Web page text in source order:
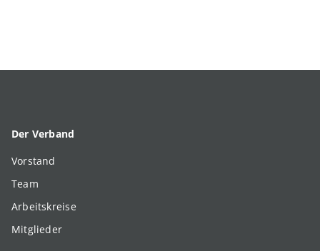
Der Verband
Vorstand
Team
Arbeitskreise
Mitglieder